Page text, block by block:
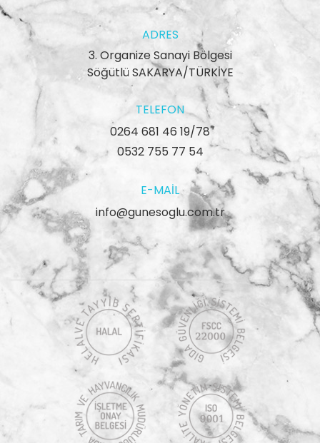
ADRES
3. Organize Sanayi Bölgesi
Söğütlü SAKARYA/TÜRKİYE
TELEFON
0264 681 46 19/78
0532 755 77 54
E-MAIL
info@gunesoglu.com.tr